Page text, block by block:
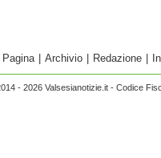
Pagina Archivio Redazione
- 2026 Valsesianotizie.it - Codice